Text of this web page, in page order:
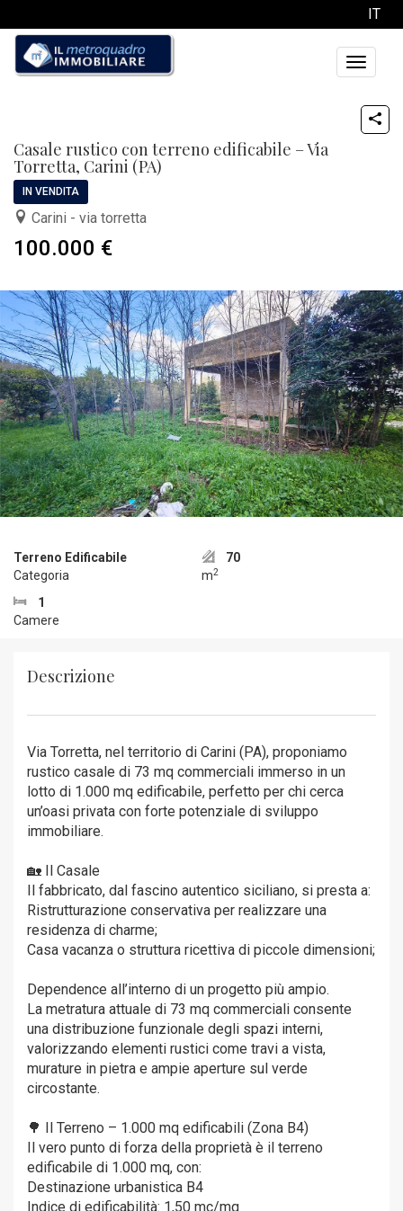
IT
Toggle
Casale rustico con terreno edificabile – Via
Torretta, Carini (PA)
IN VENDITA
Carini - via torretta
100.000 €
Terreno Edificabile
Categoria
70
m2
1
Camere
Descrizione
Via Torretta, nel territorio di Carini (PA), proponiamo
rustico casale di 73 mq commerciali immerso in un
lotto di 1.000 mq edificabile, perfetto per chi cerca
un’oasi privata con forte potenziale di sviluppo
immobiliare.
🏡 Il Casale
Il fabbricato, dal fascino autentico siciliano, si presta a:
Ristrutturazione conservativa per realizzare una
residenza di charme;
Casa vacanza o struttura ricettiva di piccole dimensioni;
Dependence all’interno di un progetto più ampio.
La metratura attuale di 73 mq commerciali consente
una distribuzione funzionale degli spazi interni,
valorizzando elementi rustici come travi a vista,
murature in pietra e ampie aperture sul verde
circostante.
🌳 Il Terreno – 1.000 mq edificabili (Zona B4)
Il vero punto di forza della proprietà è il terreno
edificabile di 1.000 mq, con:
Destinazione urbanistica B4
Indice di edificabilità: 1,50 mc/mq